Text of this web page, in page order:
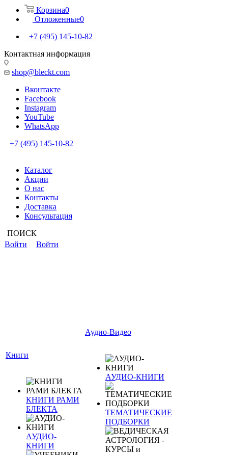
Корзина0
Отложенные0
+7 (495) 145-10-82
Контактная информация
shop@bleckt.com
Вконтакте
Facebook
Instagram
YouTube
WhatsApp
+7 (495) 145-10-82
Каталог
Акции
О нас
Контакты
Доставка
Консультация
ПОИСК
Войти
Войти
Книги
КНИГИ РАМИ
БЛЕКТА
АУДИО-
КНИГИ
Аудио-Видео
АУДИО-КНИГИ
ТЕМАТИЧЕСКИЕ
ПОДБОРКИ